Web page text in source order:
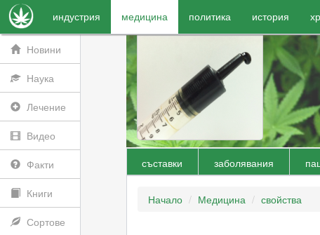
индустрия медицина политика история
Новини
Наука
Лечение
Видео
Факти
Книги
Сортове
съставки заболявания
Начало Медицина свойства